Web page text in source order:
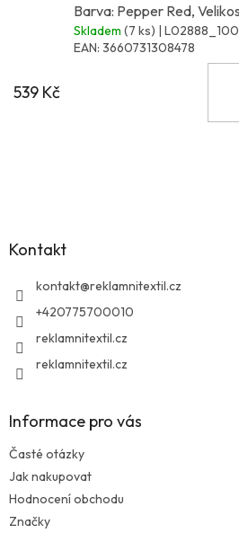
Barva: Pepper Red,
Skladem (7 ks) |
EAN: 3660731308478
539 Kč
Kontakt
kontakt@reklamnitextil.cz
+420775700010
reklamnitextil.cz
reklamnitextil.cz
Informace pro vás
Časté otázky
Jak nakupovat
Hodnocení obchodu
Značky